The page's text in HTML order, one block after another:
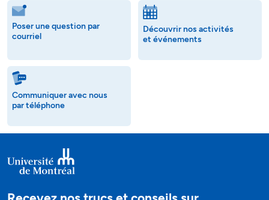
Poser une question par
courriel
Découvrir nos activités
et événements
Communiquer avec nous
par téléphone